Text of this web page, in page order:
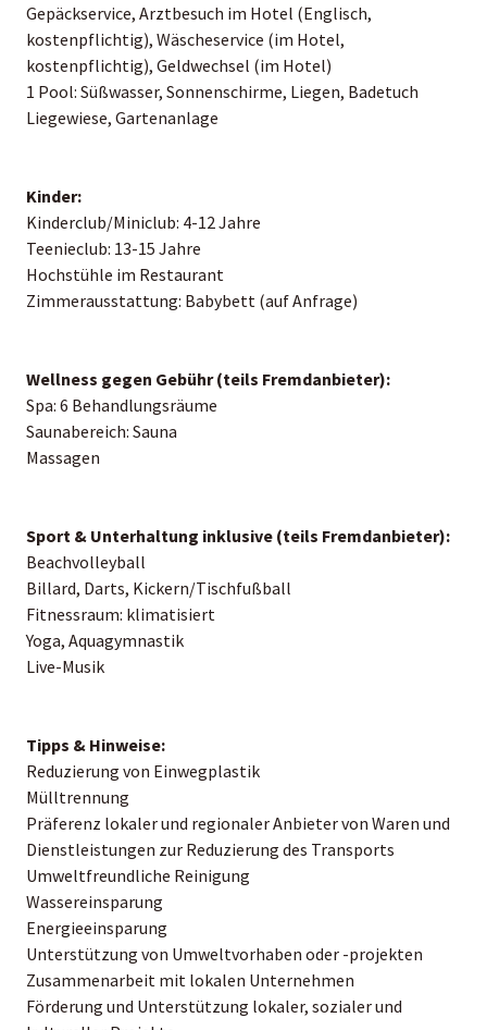
Gepäckservice, Arztbesuch im Hotel (Englisch,
kostenpflichtig), Wäscheservice (im Hotel,
kostenpflichtig), Geldwechsel (im Hotel)
1 Pool: Süßwasser, Sonnenschirme, Liegen, Badetuch
Liegewiese, Gartenanlage
Kinder:
Kinderclub/Miniclub: 4-12 Jahre
Teenieclub: 13-15 Jahre
Hochstühle im Restaurant
Zimmerausstattung: Babybett (auf Anfrage)
Wellness gegen Gebühr (teils Fremdanbieter):
Spa: 6 Behandlungsräume
Saunabereich: Sauna
Massagen
Sport & Unterhaltung inklusive (teils Fremdanbieter):
Beachvolleyball
Billard, Darts, Kickern/Tischfußball
Fitnessraum: klimatisiert
Yoga, Aquagymnastik
Live-Musik
Tipps & Hinweise:
Reduzierung von Einwegplastik
Mülltrennung
Präferenz lokaler und regionaler Anbieter von Waren und
Dienstleistungen zur Reduzierung des Transports
Umweltfreundliche Reinigung
Wassereinsparung
Energieeinsparung
Unterstützung von Umweltvorhaben oder -projekten
Zusammenarbeit mit lokalen Unternehmen
Förderung und Unterstützung lokaler, sozialer und